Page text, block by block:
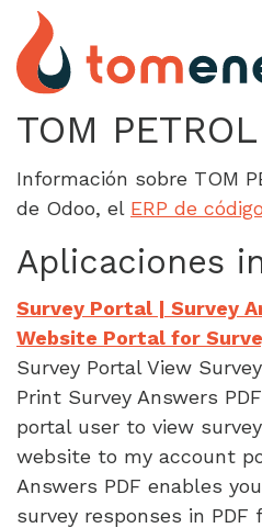
Ir al contenido
TOM
Información sobre TOM
de Odoo, el ERP de
Aplicaciones
Survey Portal | Survey
Website Portal for
Survey Portal View
Print Survey Answers
portal user to view
website to my account
Answers PDF enables
survey responses in